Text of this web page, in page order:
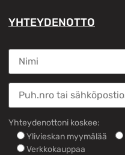
YHTEYDENOTTO
Yhteydenottoni koskee:
Ylivieskan myymälää
Verkkokauppaa